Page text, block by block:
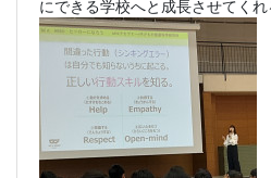
にできる学校へと成長させてくれ